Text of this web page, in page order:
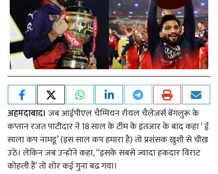
अहमदाबाद। जब आईपीएल चैम्पियन रॉयल चैलेंजर्स बेंगलुरू के
कप्तान रजत पाटीदार ने 18 साल के टीम के इंतजार के बाद कहा ‘ ई
साला कप नामडू’ (इस साल कप हमारा है) तो प्रशंसक खुशी से चीख
उठे। लेकिन जब उन्होंने कहा, ‘‘इसके सबसे ज्यादा हकदार विराट
कोहली हैं’ तो शोर कई गुना बढ गया।